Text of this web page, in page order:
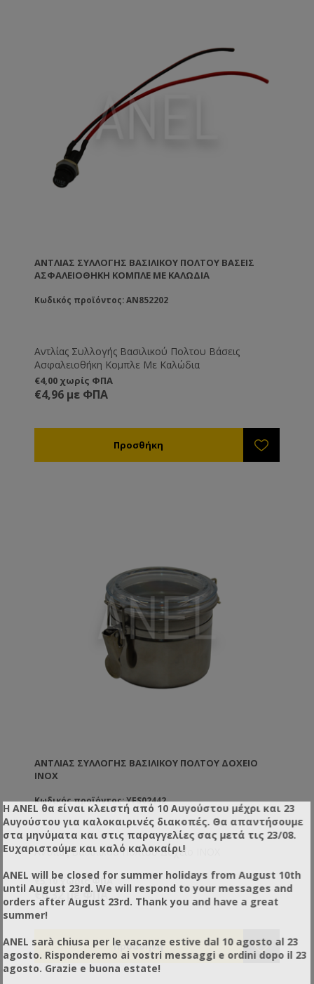
ΑΝΤΛΊΑΣ ΣΥΛΛΟΓΉΣ ΒΑΣΙΛΙΚΟΎ ΠΟΛΤΟΥ ΒΆΣΕΙΣ
ΑΣΦΑΛΕΙΟΘΉΚΗ ΚΟΜΠΛΕ ΜΕ ΚΑΛΏΔΙΑ
Κωδικός προϊόντος: AN852202
Αντλίας Συλλογής Βασιλικού Πολτου Βάσεις
Ασφαλειοθήκη Κομπλε Με Καλώδια
€4,00 χωρίς ΦΠΑ
€4,96 με ΦΠΑ
ΑΝΤΛΊΑΣ ΣΥΛΛΟΓΉΣ ΒΑΣΙΛΙΚΟΎ ΠΟΛΤΟΎ ΔΟΧΕΊΟ
INOX
Κωδικός προϊόντος: YFS02442
Αντλίας Βασιλικού Πολτού Δοχείο INOX
€5,10 χωρίς ΦΠΑ
€6,32 με ΦΠΑ
Η ANEL θα είναι κλειστή από 10 Αυγούστου μέχρι και 23
Αυγούστου για καλοκαιρινές διακοπές. Θα απαντήσουμε
στα μηνύματα και στις παραγγελίες σας μετά τις 23/08.
Ευχαριστούμε και καλό καλοκαίρι!
ANEL will be closed for summer holidays from August 10th
until August 23rd. We will respond to your messages and
orders after August 23rd. Thank you and have a great
summer!
ANEL sarà chiusa per le vacanze estive dal 10 agosto al 23
agosto. Risponderemo ai vostri messaggi e ordini dopo il 23
agosto. Grazie e buona estate!